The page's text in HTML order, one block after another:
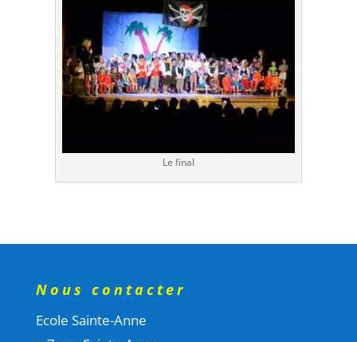
Le final
Nous contacter
Ecole Sainte-Anne